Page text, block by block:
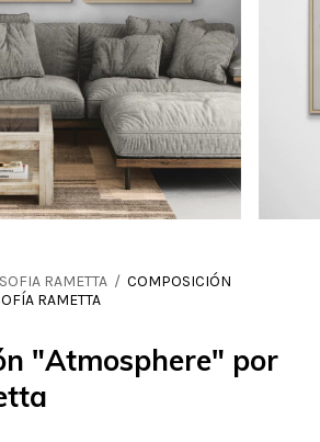
SOFIA RAMETTA / COMPOSICIÓN
RAMETTA
"Atmosphere" por